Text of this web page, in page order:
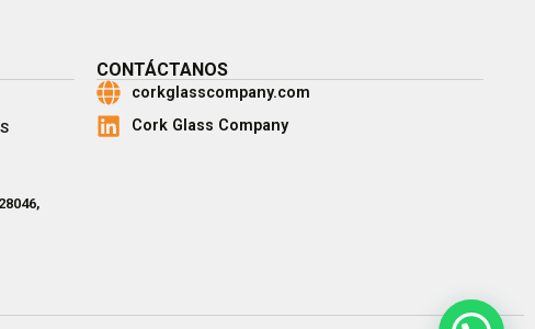
CONTÁCTANOS
corkglasscompany.com
Cork Glass Company